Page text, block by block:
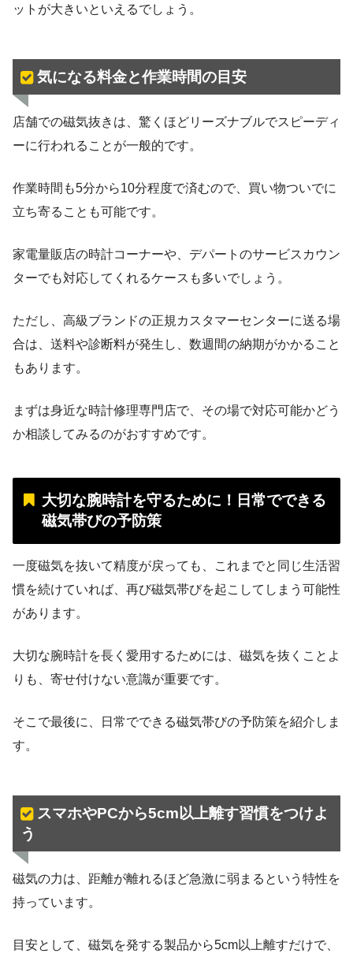
ットが大きいといえるでしょう。
気になる料金と作業時間の目安
店舗での磁気抜きは、驚くほどリーズナブルでスピーディ
ーに行われることが一般的です。
作業時間も5分から10分程度で済むので、買い物ついでに
立ち寄ることも可能です。
家電量販店の時計コーナーや、デパートのサービスカウン
ターでも対応してくれるケースも多いでしょう。
ただし、高級ブランドの正規カスタマーセンターに送る場
合は、送料や診断料が発生し、数週間の納期がかかること
もあります。
まずは身近な時計修理専門店で、その場で対応可能かどう
か相談してみるのがおすすめです。
大切な腕時計を守るために！日常でできる
磁気帯びの予防策
一度磁気を抜いて精度が戻っても、これまでと同じ生活習
慣を続けていれば、再び磁気帯びを起こしてしまう可能性
があります。
大切な腕時計を長く愛用するためには、磁気を抜くことよ
りも、寄せ付けない意識が重要です。
そこで最後に、日常でできる磁気帯びの予防策を紹介しま
す。
スマホやPCから5cm以上離す習慣をつけよ
う
磁気の力は、距離が離れるほど急激に弱まるという特性を
持っています。
目安として、磁気を発する製品から5cm以上離すだけで、